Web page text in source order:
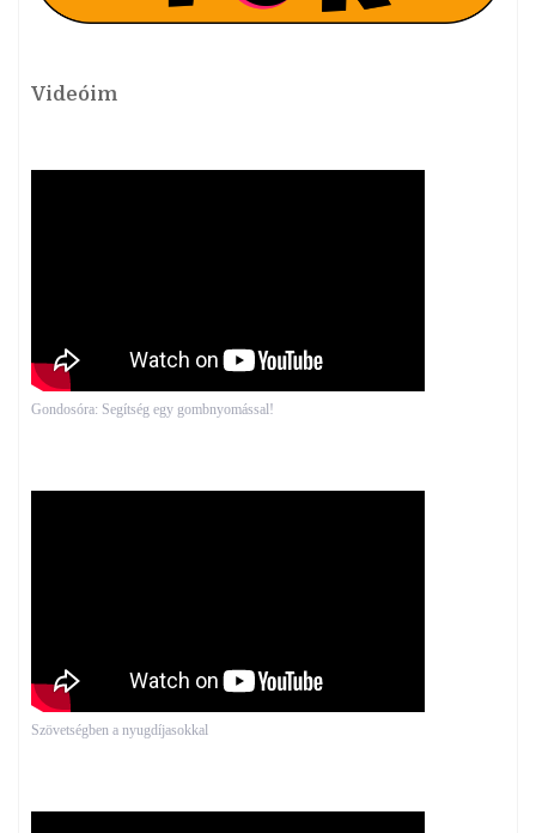
Videóim
Gondosóra: Segítség egy gombnyomással!
Szövetségben a nyugdíjasokkal